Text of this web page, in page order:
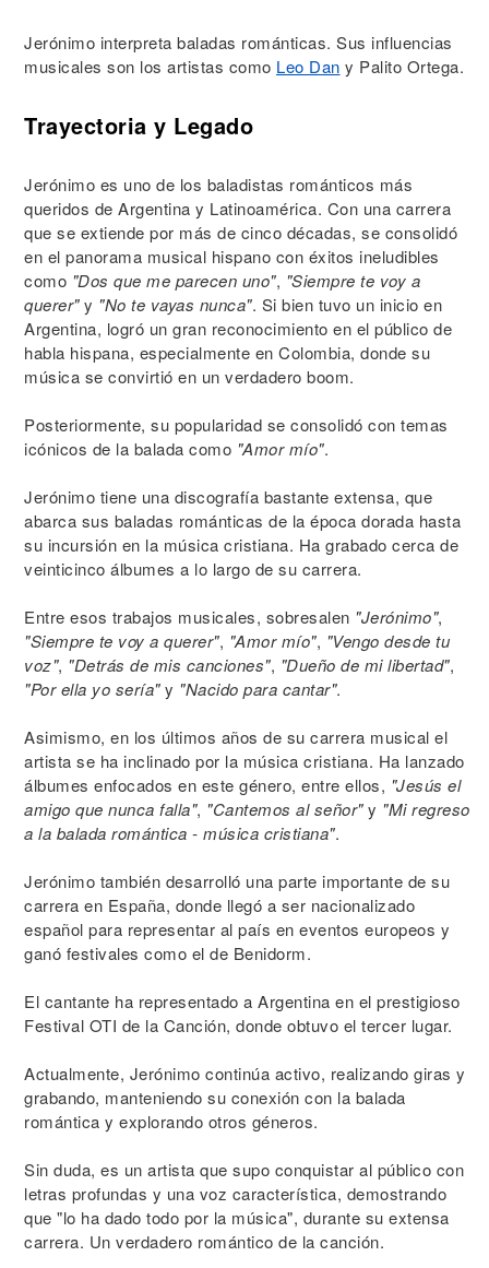
Jerónimo interpreta baladas románticas. Sus influencias
musicales son los artistas como Leo Dan y Palito Ortega.
Trayectoria y Legado
Jerónimo es uno de los baladistas románticos más
queridos de Argentina y Latinoamérica. Con una carrera
que se extiende por más de cinco décadas, se consolidó
en el panorama musical hispano con éxitos ineludibles
como "Dos que me parecen uno", "Siempre te voy a
querer"y "No te vayas nunca". Si bien tuvo un inicio en
Argentina, logró un gran reconocimiento en el público de
habla hispana, especialmente en Colombia, donde su
música se convirtió en un verdadero boom.
Posteriormente, su popularidad se consolidó con temas
icónicos de la balada como "Amor mío".
Jerónimo tiene una discografía bastante extensa, que
abarca sus baladas románticas de la época dorada hasta
su incursión en la música cristiana. Ha grabado cerca de
veinticinco álbumes a lo largo de su carrera.
Entre esos trabajos musicales, sobresalen "Jerónimo",
"Siempre te voy a querer", "Amor mío", "Vengo desde tu
voz", "Detrás de mis canciones", "Dueño de mi libertad",
"Por ella yo sería"y "Nacido para cantar".
Asimismo, en los últimos años de su carrera musical el
artista se ha inclinado por la música cristiana. Ha lanzado
álbumes enfocados en este género, entre ellos, "Jesús el
amigo que nunca falla", "Cantemos al señor"y "Mi regreso
a la balada romántica - música cristiana".
Jerónimo también desarrolló una parte importante de su
carrera en España, donde llegó a ser nacionalizado
español para representar al país en eventos europeos y
ganó festivales como el de Benidorm.
El cantante ha representado a Argentina en el prestigioso
Festival OTI de la Canción, donde obtuvo el tercer lugar.
Actualmente, Jerónimo continúa activo, realizando giras y
grabando, manteniendo su conexión con la balada
romántica y explorando otros géneros.
Sin duda, es un artista que supo conquistar al público con
letras profundas y una voz característica, demostrando
que "lo ha dado todo por la música", durante su extensa
carrera. Un verdadero romántico de la canción.